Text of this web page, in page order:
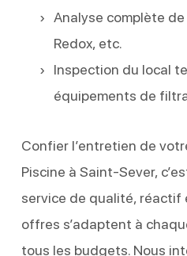
Analyse complète de
Redox, etc.
Inspection du local
équipements de
Confier l’entretien de
Piscine à Saint-Sever,
service de qualité, réactif
offres s’adaptent à
tous les budgets. Nous